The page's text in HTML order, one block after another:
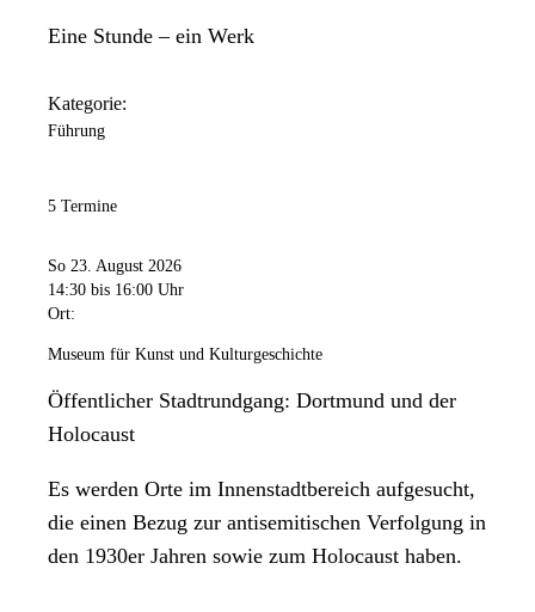
Eine Stunde – ein Werk
Kategorie:
Führung
5 Termine
So 23. August 2026
14:30 bis 16:00 Uhr
Ort:
Museum für Kunst und Kulturgeschichte
Öffentlicher Stadtrundgang: Dortmund und der
Holocaust
Es werden Orte im Innenstadtbereich aufgesucht,
die einen Bezug zur antisemitischen Verfolgung in
den 1930er Jahren sowie zum Holocaust haben.